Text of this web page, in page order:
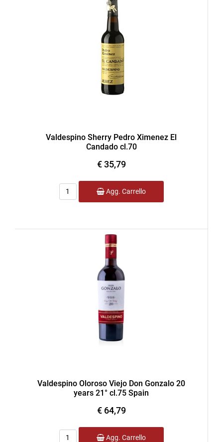
Valdespino Sherry Pedro Ximenez El
Candado cl.70
€ 35,79
Quantità
Agg. Carrello
Valdespino Oloroso Viejo Don Gonzalo 20
years 21° cl.75 Spain
€ 64,79
Quantità
Agg. Carrello